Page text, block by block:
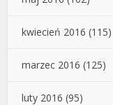
kwiecień 2016 (115)
marzec 2016 (125)
luty 2016 (95)